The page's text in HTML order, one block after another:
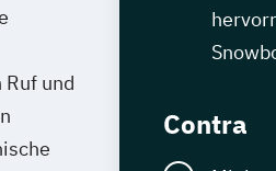
und
Contra